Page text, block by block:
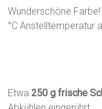
Wunderschöne
°C Anstelltemperatur
Etwa250 g frische